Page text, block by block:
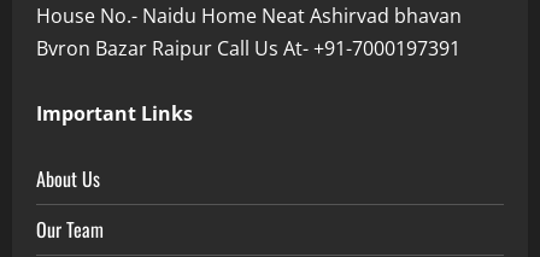
House No.- Naidu Home Neat Ashirvad bhavan
Bvron Bazar Raipur Call Us At- +91-7000197391
Important Links
About Us
Our Team